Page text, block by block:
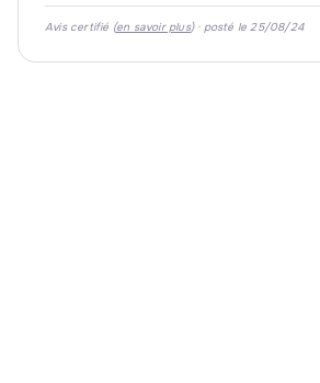
Avis certifié (en savoir plus) · posté le 25/08/24